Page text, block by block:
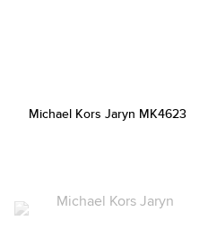
Michael Kors Jaryn MK4623